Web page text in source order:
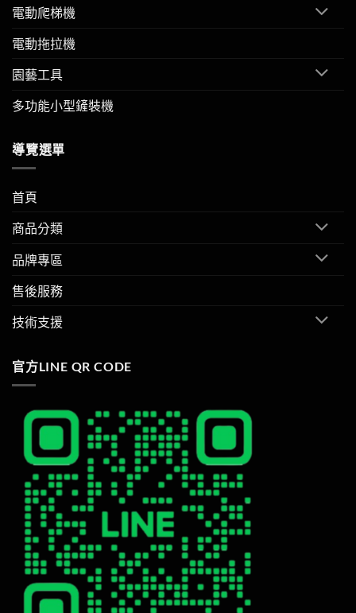
電動爬梯機
電動拖拉機
園藝工具
多功能小型鏟裝機
導覽選單
首頁
商品分類
品牌專區
售後服務
技術支援
官方LINE QR CODE